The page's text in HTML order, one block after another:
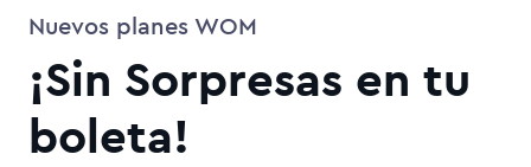
Nuevos planes WOM
¡Sin Sorpresas en tu
boleta!